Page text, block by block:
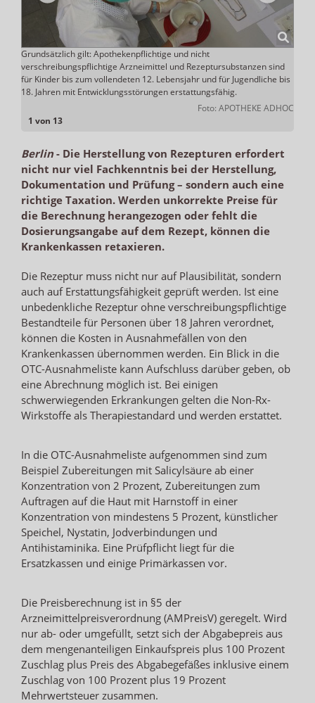
1 von 13
Grundsätzlich gilt: Apothekenpflichtige und nicht
verschreibungspflichtige Arzneimittel und Rezeptursubstanzen sind
für Kinder bis zum vollendeten 12. Lebensjahr und für Jugendliche bis
18. Jahren mit Entwicklungsstörungen erstattungsfähig.
Foto: APOTHEKE ADHOC
Berlin- Die Herstellung von Rezepturen erfordert
nicht nur viel Fachkenntnis bei der Herstellung,
Dokumentation und Prüfung – sondern auch eine
richtige Taxation. Werden unkorrekte Preise für
die Berechnung herangezogen oder fehlt die
Dosierungsangabe auf dem Rezept, können die
Krankenkassen retaxieren.
Die Rezeptur muss nicht nur auf Plausibilität, sondern
auch auf Erstattungsfähigkeit geprüft werden. Ist eine
unbedenkliche Rezeptur ohne verschreibungspflichtige
Bestandteile für Personen über 18 Jahren verordnet,
können die Kosten in Ausnahmefällen von den
Krankenkassen übernommen werden. Ein Blick in die
OTC-Ausnahmeliste kann Aufschluss darüber geben, ob
eine Abrechnung möglich ist. Bei einigen
schwerwiegenden Erkrankungen gelten die Non-Rx-
Wirkstoffe als Therapiestandard und werden erstattet.
In die OTC-Ausnahmeliste aufgenommen sind zum
Beispiel Zubereitungen mit Salicylsäure ab einer
Konzentration von 2 Prozent, Zubereitungen zum
Auftragen auf die Haut mit Harnstoff in einer
Konzentration von mindestens 5 Prozent, künstlicher
Speichel, Nystatin, Jodverbindungen und
Antihistaminika. Eine Prüfpflicht liegt für die
Ersatzkassen und einige Primärkassen vor.
Die Preisberechnung ist in §5 der
Arzneimittelpreisverordnung (AMPreisV) geregelt. Wird
nur ab- oder umgefüllt, setzt sich der Abgabepreis aus
dem mengenanteiligen Einkaufspreis plus 100 Prozent
Zuschlag plus Preis des Abgabegefäßes inklusive einem
Zuschlag von 100 Prozent plus 19 Prozent
Mehrwertsteuer zusammen.